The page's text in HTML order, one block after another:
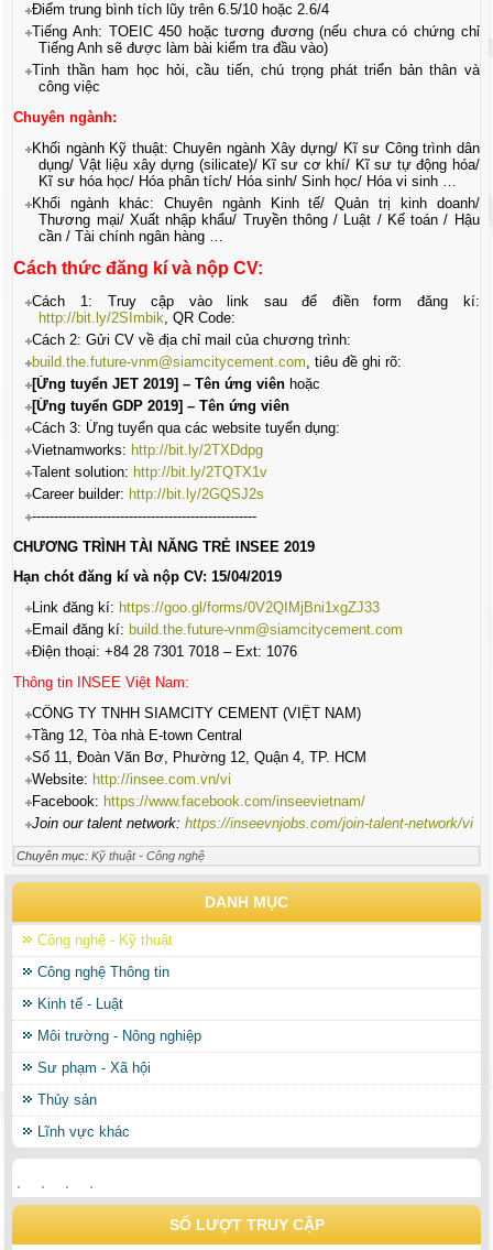
Điểm trung bình tích lũy trên 6.5/10 hoặc 2.6/4
Tiếng Anh: TOEIC 450 hoặc tương đương (nếu chưa có chứng chỉ
Tiếng Anh sẽ được làm bài kiểm tra đầu vào)
Tinh thần ham học hỏi, cầu tiến, chú trọng phát triển bản thân và
công việc
Chuyên ngành:
Khối ngành Kỹ thuật: Chuyên ngành Xây dựng/ Kĩ sư Công trình dân
dụng/ Vật liệu xây dựng (silicate)/ Kĩ sư cơ khí/ Kĩ sư tự động hóa/
Kĩ sư hóa học/ Hóa phân tích/ Hóa sinh/ Sinh học/ Hóa vi sinh …
Khối ngành khác: Chuyên ngành Kinh tế/ Quản trị kinh doanh/
Thương mại/ Xuất nhập khẩu/ Truyền thông / Luật / Kế toán / Hậu
cần / Tài chính ngân hàng …
Cách thức đăng kí và nộp CV:
Cách 1: Truy cập vào link sau để điền form đăng kí:
http://bit.ly/2SImbik, QR Code:
Cách 2: Gửi CV về địa chỉ mail của chương trình:
build.the.future-vnm@siamcitycement.com, tiêu đề ghi rõ:
[Ứng tuyển JET 2019] – Tên ứng viên hoặc
[Ứng tuyển GDP 2019] – Tên ứng viên
Cách 3: Ứng tuyển qua các website tuyển dụng:
Vietnamworks: http://bit.ly/2TXDdpg
Talent solution: http://bit.ly/2TQTX1v
Career builder: http://bit.ly/2GQSJ2s
---------------------------------------------------
CHƯƠNG TRÌNH TÀI NĂNG TRẺ INSEE 2019
Hạn chót đăng kí và nộp CV: 15/04/2019
Link đăng kí: https://goo.gl/forms/0V2QIMjBni1xgZJ33
Email đăng kí: build.the.future-vnm@siamcitycement.com
Điện thoại: +84 28 7301 7018 – Ext: 1076
Thông tin INSEE Việt Nam:
CÔNG TY TNHH SIAMCITY CEMENT (VIỆT NAM)
Tầng 12, Tòa nhà E-town Central
Số 11, Đoàn Văn Bơ, Phường 12, Quận 4, TP. HCM
Website: http://insee.com.vn/vi
Facebook: https://www.facebook.com/inseevietnam/
Join our talent network:https://inseevnjobs.com/join-talent-network/vi
Chuyên mục:Kỹ thuật - Công nghệ
DANH MỤC
Công nghệ - Kỹ thuật
Công nghệ Thông tin
Kinh tế - Luật
Môi trường - Nông nghiệp
Sư phạm - Xã hội
Thủy sản
Lĩnh vực khác
SỐ LƯỢT TRUY CẬP